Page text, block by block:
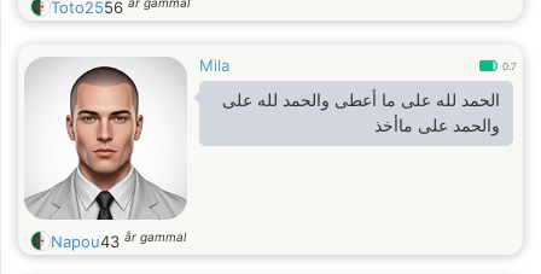
Toto2556
Mila 0.7
الحمد لله على ما أعطى والحمد لله على
والحمد على ماأخذ
Napou43 år gammal